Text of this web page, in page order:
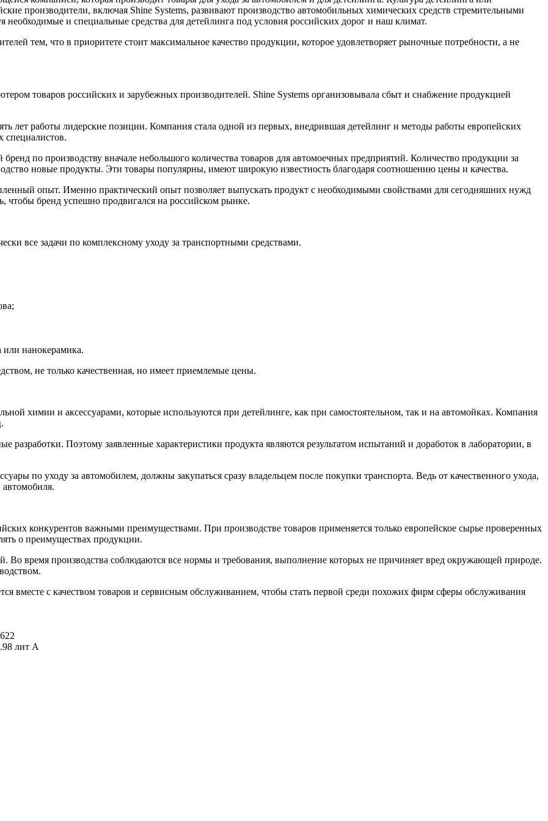
производители, включая Shine Systems, развивают производство автомобильных химических средств стремительными
и специальные средства для детейлинга под условия российских дорог и наш климат.
тем, что в приоритете стоит максимальное качество продукции, которое удовлетворяет рыночные потребности, а не
товаров российских и зарубежных производителей. Shine Systems организовывала сбыт и снабжение продукцией
лет работы лидерские позиции. Компания стала одной из первых, внедрившая детейлинг и методы работы европейских
специалистов.
по производству вначале небольшого количества товаров для автомоечных предприятий. Количество продукции за
новые продукты. Эти товары популярны, имеют широкую известность благодаря соотношению цены и качества.
опыт. Именно практический опыт позволяет выпускать продукт с необходимыми свойствами для сегодняшних нужд
чтобы бренд успешно продвигался на российском рынке.
все задачи по комплексному уходу за транспортными средствами.
или нанокерамика.
не только качественная, но имеет приемлемые цены.
химии и аксессуарами, которые используются при детейлинге, как при самостоятельном, так и на автомойках. Компания
разработки. Поэтому заявленные характеристики продукта являются результатом испытаний и доработок в лаборатории, в
по уходу за автомобилем, должны закупаться сразу владельцем после покупки транспорта. Ведь от качественного ухода,
автомобиля.
конкурентов важными преимуществами. При производстве товаров применяется только европейское сырье проверенных
о преимуществах продукции.
Во время производства соблюдаются все нормы и требования, выполнение которых не причиняет вред окружающей природе.
вместе с качеством товаров и сервисным обслуживанием, чтобы стать первой среди похожих фирм сферы обслуживания
лит А